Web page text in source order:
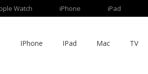
Watch iPhone iPad
IPhone IPad Mac TV